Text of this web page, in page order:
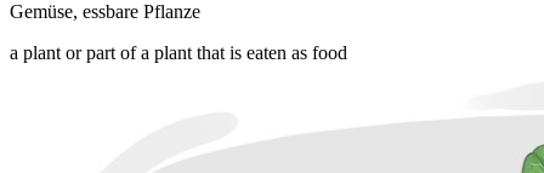
Gemüse, essbare Pflanze
a plant or part of a plant that is eaten as food